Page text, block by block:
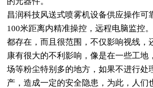
昌润科技风送式喷雾机设备供应操作可
100米距离内精准操控，远程电脑监控
都存在，而且很范围，不仅影响视线，
康有很大的不利影响，像是在一些工地
场等粉尘特别多的地方，如果不进行处
产，造成一定的安全隐患，为此，人们